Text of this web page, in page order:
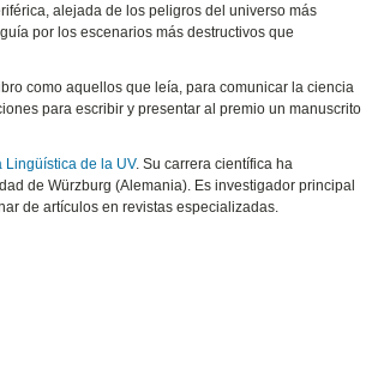
alejada de los peligros del universo más
por los escenarios más destructivos que
como aquellos que leía, para comunicar la ciencia
para escribir y presentar al premio un manuscrito
Lingüística de la UV. Su carrera científica ha
de Würzburg (Alemania). Es investigador principal
de artículos en revistas especializadas.